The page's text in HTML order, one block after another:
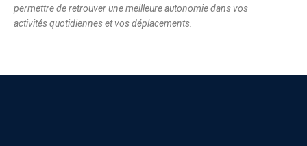
permettre de retrouver une meilleure autonomie dans vos
activités quotidiennes et vos déplacements.